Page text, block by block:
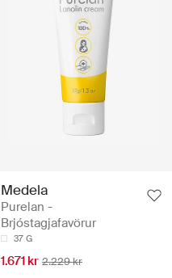
Medela
Purelan -
Brjóstagjafavörur
37 G
1.671 kr 2.229 kr